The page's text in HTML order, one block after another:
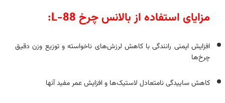
مزایای استفاده از بالانس چرخ L-88:
افزایش ایمنی رانندگی با کاهش لرزش‌های ناخواسته و توزیع وزن دقیق
چرخ‌ها
کاهش ساییدگی نامتعادل لاستیک‌ها و افزایش عمر مفید آنها